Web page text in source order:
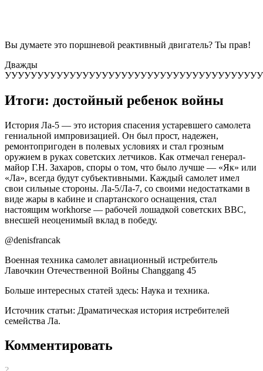
Вы думаете это поршневой реактивный двигатель? Ты прав!
Дважды
УУУУУУУУУУУУУУУУУУУУУУУУУУУУУУУУУУУУУУУУ
Итоги: достойный ребенок войны
История Ла-5 — это история спасения устаревшего самолета
гениальной импровизацией. Он был прост, надежен,
ремонтопригоден в полевых условиях и стал грозным
оружием в руках советских летчиков. Как отмечал генерал-
майор Г.Н. Захаров, споры о том, что было лучше — «Як» или
«Ла», всегда будут субъективными. Каждый самолет имел
свои сильные стороны. Ла-5/Ла-7, со своими недостатками в
виде жары в кабине и спартанского оснащения, стал
настоящим workhorse — рабочей лошадкой советских ВВС,
внесшей неоценимый вклад в победу.
@denisfrancak
Военная техника самолет авиационный истребитель
Лавочкин Отечественной Войны Changgang 45
Больше интересных статей здесь: Наука и техника.
Источник статьи: Драматическая история истребителей
семейства Ла.
Комментировать